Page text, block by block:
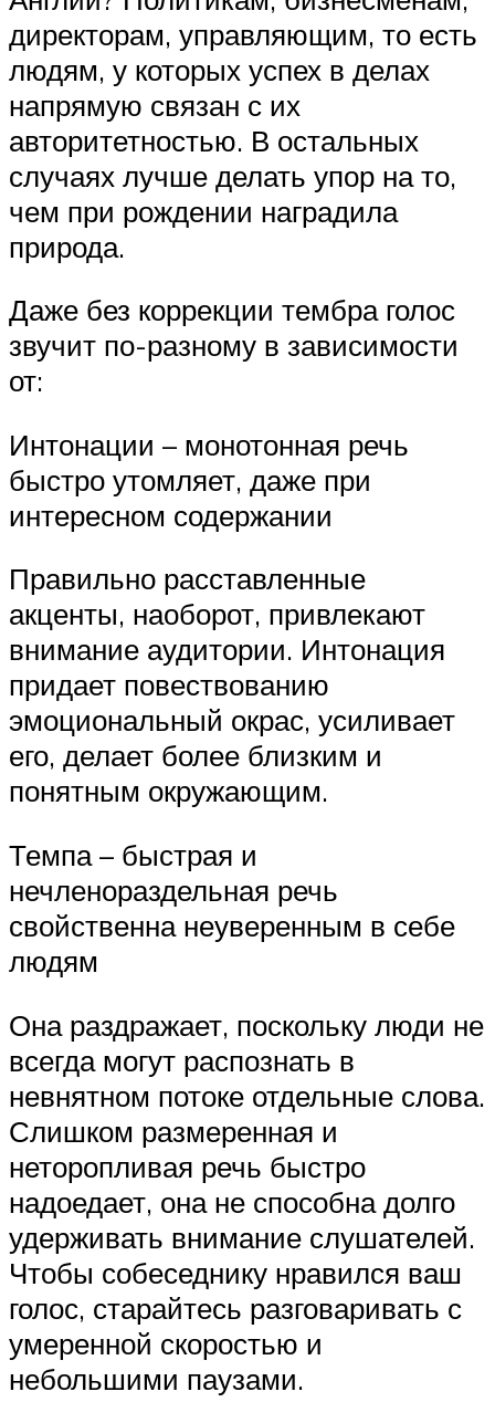
директорам, управляющим, то есть
людям, у которых успех в делах
напрямую связан с их
авторитетностью. В остальных
случаях лучше делать упор на то,
чем при рождении наградила
природа.
Даже без коррекции тембра голос
звучит по-разному в зависимости
от:
Интонации – монотонная речь
быстро утомляет, даже при
интересном содержании
Правильно расставленные
акценты, наоборот, привлекают
внимание аудитории. Интонация
придает повествованию
эмоциональный окрас, усиливает
его, делает более близким и
понятным окружающим.
Темпа – быстрая и
нечленораздельная речь
свойственна неуверенным в себе
людям
Она раздражает, поскольку люди не
всегда могут распознать в
невнятном потоке отдельные слова.
Слишком размеренная и
неторопливая речь быстро
надоедает, она не способна долго
удерживать внимание слушателей.
Чтобы собеседнику нравился ваш
голос, старайтесь разговаривать с
умеренной скоростью и
небольшими паузами.